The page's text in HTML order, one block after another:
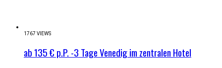
1767 VIEWS
ab 135 € p.P. -3 Tage Venedig im zentralen Hotel